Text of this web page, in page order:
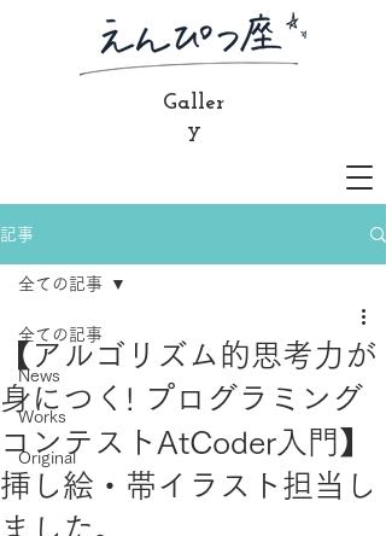
Galler
y
記事
全ての記事
News
Works
Original
全ての記事
【アルゴリズム的思考力が
身につく! プログラミング
コンテストAtCoder入門】
挿し絵・帯イラスト担当し
ました。